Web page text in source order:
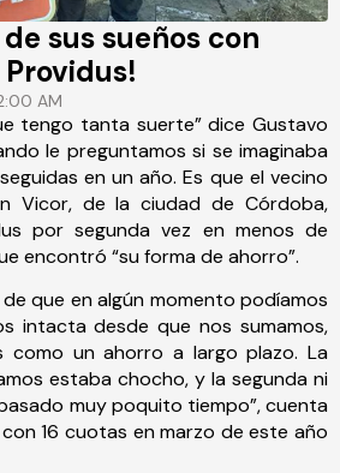
de sus sueños con
Providus!
AM
tengo tanta suerte” dice Gustavo
le preguntamos si se imaginaba
en un año. Es que el vecino
Vicor, de la ciudad de Córdoba,
por segunda vez en menos de
encontró “su forma de ahorro”.
que en algún momento podíamos
intacta desde que nos sumamos,
como un ahorro a largo plazo. La
estaba chocho, y la segunda ni
muy poquito tiempo”, cuenta
16 cuotas en marzo de este año